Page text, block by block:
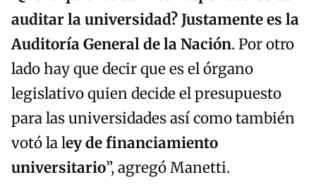
auditar la universidad? Justamente es la
Auditoría General de la Nación. Por otro
lado hay que decir que es el órgano
legislativo quien decide el presupuesto
para las universidades así como también
votó la ley de financiamiento
universitario”, agregó Manetti.